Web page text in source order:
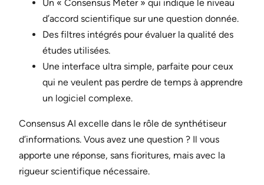
Un « Consensus Meter » qui indique le niveau
d’accord scientifique sur une question donnée.
Des filtres intégrés pour évaluer la qualité des
études utilisées.
Une interface ultra simple, parfaite pour ceux
qui ne veulent pas perdre de temps à apprendre
un logiciel complexe.
Consensus AI excelle dans le rôle de synthétiseur
d’informations. Vous avez une question ? Il vous
apporte une réponse, sans fioritures, mais avec la
rigueur scientifique nécessaire.